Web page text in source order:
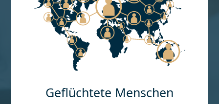
Geflüchtete Menschen